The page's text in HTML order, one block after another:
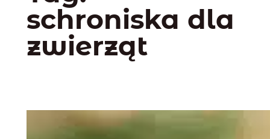
schroniska dla
zwierząt